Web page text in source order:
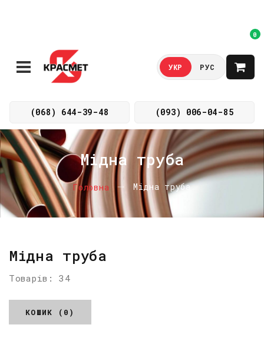
(068) 644-39-48 (093) 006-04-85
УКР РУС
0
Мідна труба
Головна Мідна труба
Мідна труба
Товарів: 34
КОШИК (0)